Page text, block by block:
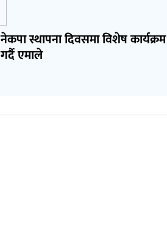
नेकपा स्थापना दिवसमा विशेष कार्यक्रम
गर्दै एमाले